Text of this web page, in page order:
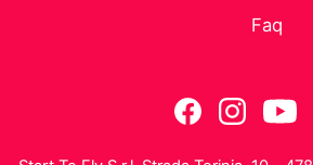
Faq